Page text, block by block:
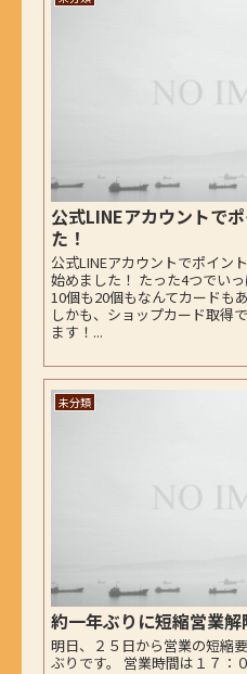
公式LINEアカウントで
た！
公式LINEアカウントでポイン
始めました！ たった4つでい
10個も20個もなんてカードも
しかも、ショップカード取得
ます！...
未分類
約一年ぶりに短縮営業解
明日、２５日から営業の短縮
ぶりです。 営業時間は１７：